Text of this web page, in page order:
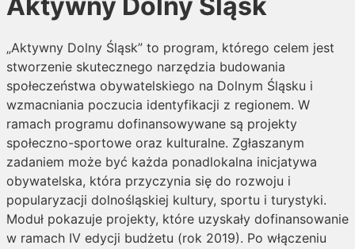
„Aktywny Dolny Śląsk” to program, którego celem jest
stworzenie skutecznego narzędzia budowania
społeczeństwa obywatelskiego na Dolnym Śląsku i
wzmacniania poczucia identyfikacji z regionem. W
ramach programu dofinansowywane są projekty
społeczno-sportowe oraz kulturalne. Zgłaszanym
zadaniem może być każda ponadlokalna inicjatywa
obywatelska, która przyczynia się do rozwoju i
popularyzacji dolnośląskiej kultury, sportu i turystyki.
Moduł pokazuje projekty, które uzyskały dofinansowanie
w ramach IV edycji budżetu (rok 2019). Po włączeniu